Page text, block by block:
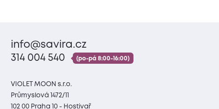
info@savira.cz
314 004 540
(po-pá 8:00-16:00)
VIOLET MOON s.r.o.
Průmyslová 1472/11
102 00 Praha 10 - Hostivař